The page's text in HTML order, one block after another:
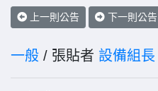
上一則公告 下一則公告
一般 / 張貼者 設備組長